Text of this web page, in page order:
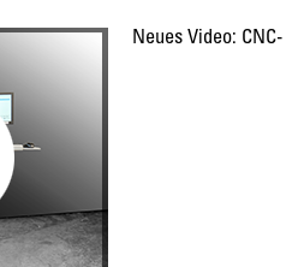
Neues Video: CNC-